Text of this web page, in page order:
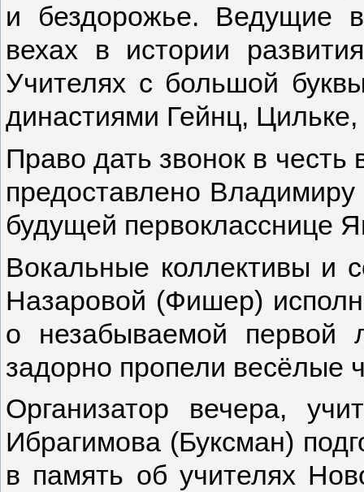
и бездорожье. Ведущие
вехах в истории
Учителях с большой
династиями Гейнц,
Право дать звонок в
предоставлено
будущей первокласснице
Вокальные коллективы и
Назаровой (Фишер)
о незабываемой
задорно пропели весёлые
Организатор вечера,
Ибрагимова (Буксман)
в память об учителях